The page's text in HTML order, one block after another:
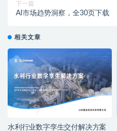
下一篇
AI市场趋势洞察，全30页下载
相关文章
水利行业数字孪生交付解决方案